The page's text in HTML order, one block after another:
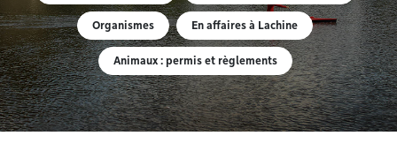
Organismes En affaires à Lachine
Animaux : permis et règlements